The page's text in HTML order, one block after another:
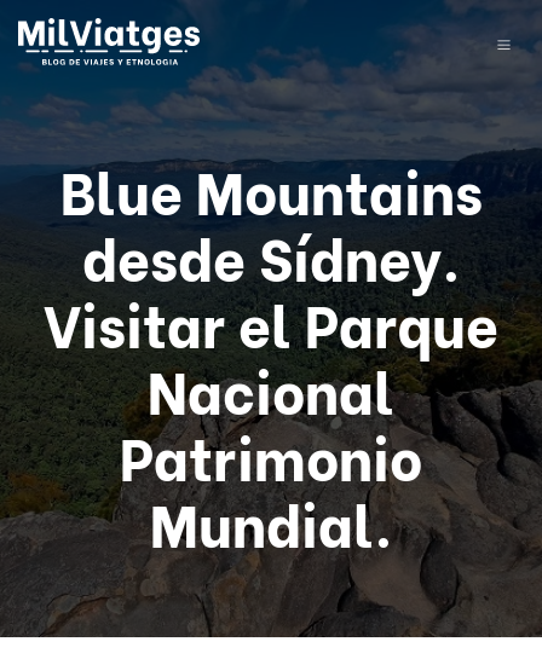
Blue Mountains
desde Sídney.
Visitar el Parque
Nacional
Patrimonio
Mundial.